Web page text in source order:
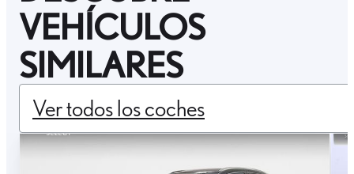
VEHÍCULOS
SIMILARES
Ver todos los coches